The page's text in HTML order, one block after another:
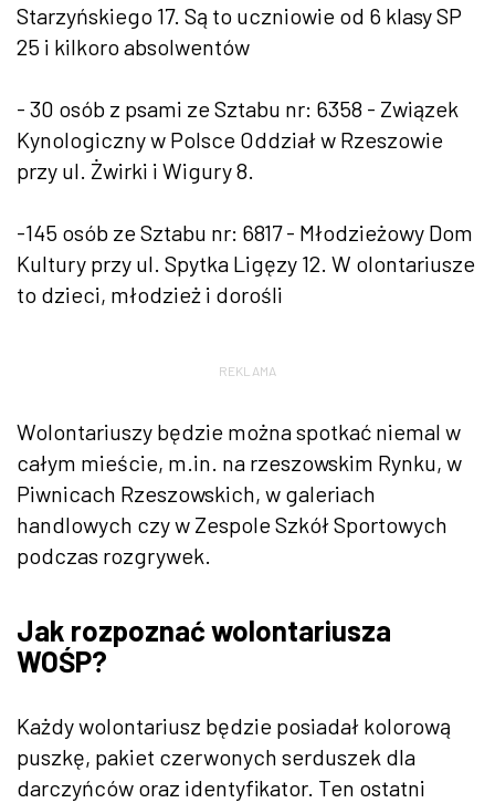
Starzyńskiego 17. Są to uczniowie od 6 klasy SP
25 i kilkoro absolwentów
- 30 osób z psami ze Sztabu nr: 6358 - Związek
Kynologiczny w Polsce Oddział w Rzeszowie
przy ul. Żwirki i Wigury 8.
-145 osób ze Sztabu nr: 6817 - Młodzieżowy Dom
Kultury przy ul. Spytka Ligęzy 12. W olontariusze
to dzieci, młodzież i dorośli
REKLAMA
Wolontariuszy będzie można spotkać niemal w
całym mieście, m.in. na rzeszowskim Rynku, w
Piwnicach Rzeszowskich, w galeriach
handlowych czy w Zespole Szkół Sportowych
podczas rozgrywek.
Jak rozpoznać wolontariusza
WOŚP?
Każdy wolontariusz będzie posiadał kolorową
puszkę, pakiet czerwonych serduszek dla
darczyńców oraz identyfikator. Ten ostatni